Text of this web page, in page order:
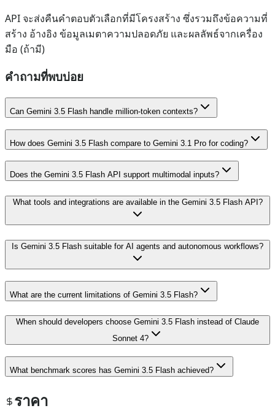
API จะส่งคืนคำตอบตัวเลือกที่มีโครงสร้าง ซึ่งรวมถึงข้อความที่
สร้าง อ้างอิง ข้อมูลเมตาความปลอดภัย และผลลัพธ์จากเครื่อง
มือ (ถ้ามี)
คำถามที่พบบ่อย
Can Gemini 3.5 Flash handle million-token contexts?
How does Gemini 3.5 Flash compare to Gemini 3.1 Pro for coding?
Does the Gemini 3.5 Flash API support multimodal inputs?
What tools and integrations are available in the Gemini 3.5 Flash API?
Is Gemini 3.5 Flash suitable for AI agents and autonomous workflows?
What are the current limitations of Gemini 3.5 Flash?
When should developers choose Gemini 3.5 Flash instead of Claude
Sonnet 4?
What benchmark scores has Gemini 3.5 Flash achieved?
ราคา